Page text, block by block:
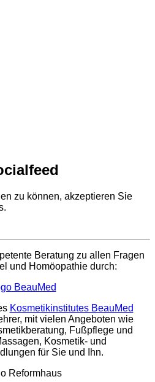
zu können, akzeptieren Sie
Beratung zu allen Fragen
und Homöopathie durch:
Kosmetikinstitutes BeauMed
mit vielen Angeboten wie
Fußpflege und
Kosmetik- und
für Sie und Ihn.